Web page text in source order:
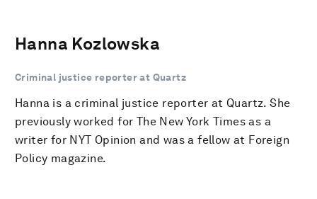
Hanna Kozlowska
Criminal justice reporter at Quartz
Hanna is a criminal justice reporter at Quartz. She
previously worked for The New York Times as a
writer for NYT Opinion and was a fellow at Foreign
Policy magazine.